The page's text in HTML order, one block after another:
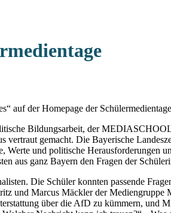
auf der Homepage der
Bildungsarbeit, der
vertraut gemacht. Die Bayerische
und politische Herausforderungen
aus ganz Bayern den Fragen der
Die Schüler konnten passende
und Marcus Mäckler der
über die AfD zu kümmern, und